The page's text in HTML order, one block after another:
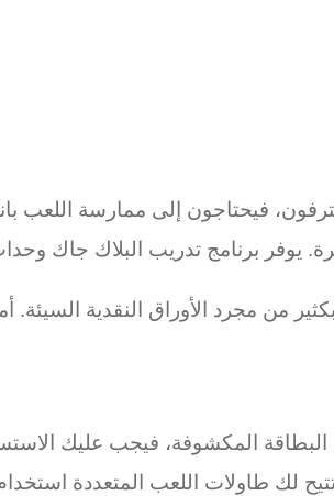
فيحتاجون إلى ممارسة
يوفر برنامج تدريب البلاك جاك
من مجرد الأوراق النقدية السيئة.
المكشوفة، فيجب عليك
كبيرة. تتيح لك طاولات اللعب